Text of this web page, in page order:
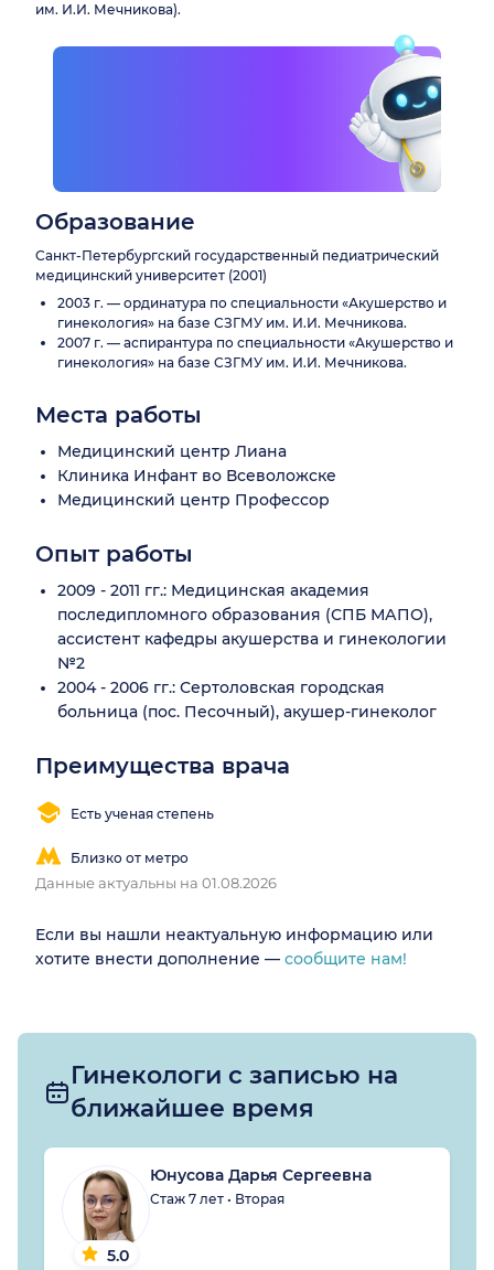
им. И.И. Мечникова).
Образование
Санкт-Петербургский государственный педиатрический
медицинский университет (2001)
2003 г. — ординатура по специальности «Акушерство и
гинекология» на базе СЗГМУ им. И.И. Мечникова.
2007 г. — аспирантура по специальности «Акушерство и
гинекология» на базе СЗГМУ им. И.И. Мечникова.
Места работы
Медицинский центр Лиана
Клиника Инфант во Всеволожске
Медицинский центр Профессор
Опыт работы
2009 - 2011 гг.: Медицинская академия
последипломного образования (СПБ МАПО),
ассистент кафедры акушерства и гинекологии
№2
2004 - 2006 гг.: Сертоловская городская
больница (пос. Песочный), акушер-гинеколог
Преимущества врача
Есть ученая степень
Близко от метро
Данные актуальны на 01.08.2026
Если вы нашли неактуальную информацию или
хотите внести дополнение — сообщите нам!
Гинекологи с записью на
ближайшее время
5.0
Юнусова Дарья Сергеевна
Стаж 7 лет • Вторая